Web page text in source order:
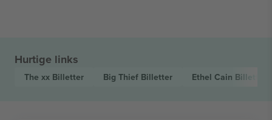
Hurtige links
The xx Billetter Big Thief Billetter Ethel Cain Billetter